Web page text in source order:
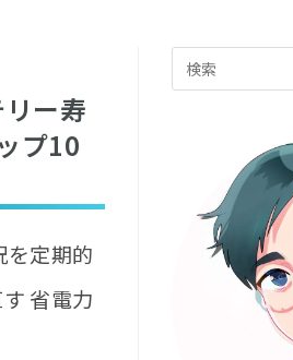
ー寿
プ10
を定期的
省電力